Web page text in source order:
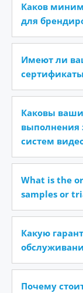
Каков
для
Имеют ли
сертификаты
Каковы
выполнения
систем
What is the
samples or
Какую
Почему